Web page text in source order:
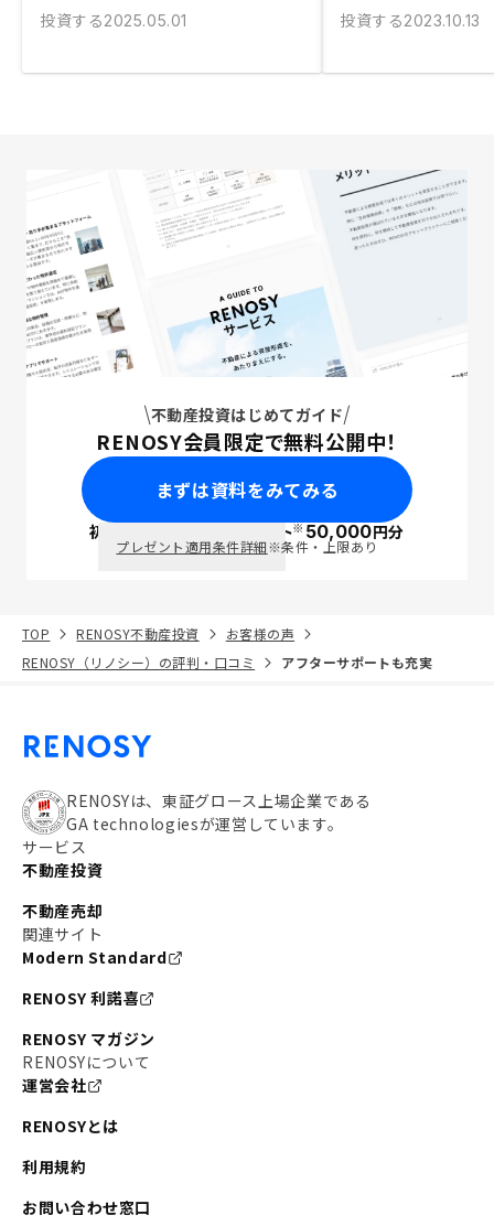
投資する2025.05.01
投資する2023.10.13
不動産投資はじめてガイド
RENOSY会員限定で無料公開中！
まずは資料をみてみる
初回面談で ポイント※50,000円分
プレゼント適用条件詳細※条件・上限あり
TOP RENOSY不動産投資
お客様の声
RENOSY（リノシー）の評判・口コミ
アフターサポートも充実
RENOSYは、東証グロース上場企業である
GA technologiesが運営しています。
サービス
不動産投資
不動産売却
関連サイト
Modern Standard
RENOSY 利諾喜
RENOSY マガジン
RENOSYについて
運営会社
RENOSYとは
利用規約
お問い合わせ窓口